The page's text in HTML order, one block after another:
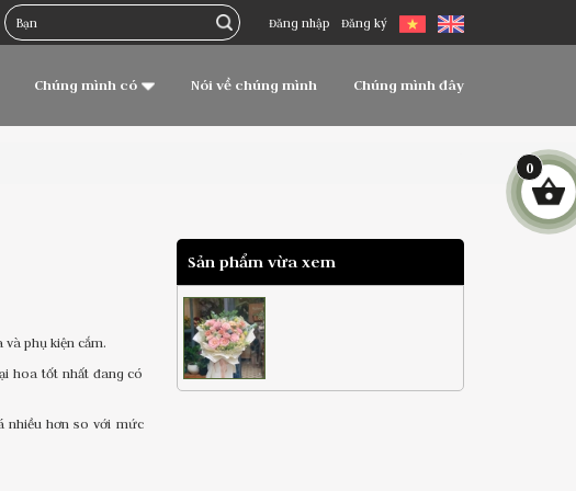
Đăng nhập Đăng ký
Chúng mình có Nói về chúng mình Chúng mình đây
0
phụ kiện cắm.
hoa tốt nhất đang có
nhiều hơn so với mức
Sản phẩm vừa xem